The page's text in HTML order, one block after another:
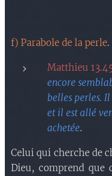
f) Parabole de la perle.
Matthieu
encore
belles perles.
et il est allé
achetée.
Celui qui cherche de
Dieu, comprend que